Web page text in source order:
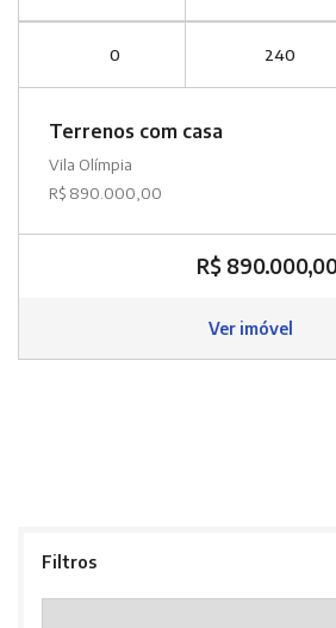
0 240
Terrenos com casa
Vila Olímpia
R$ 890.000,00
R$
Ver imóvel
Filtros